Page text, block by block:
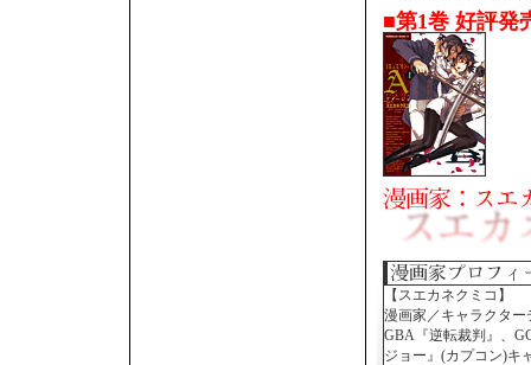
■第1巻 好評発
【スエカネクミコ】
漫画家／キャラクター
GBA『逆転裁判』、
ジョー』(カプコン)キ